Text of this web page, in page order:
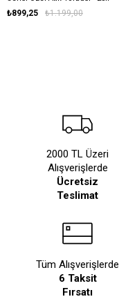
₺899,25 ₺1.199,00
2000 TL Üzeri
Alışverişlerde
Ücretsiz
Teslimat
Tüm Alışverişlerde
6 Taksit
Fırsatı